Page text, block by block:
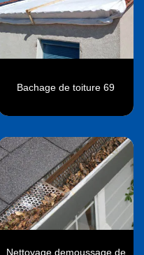
Bachage de toiture 69
Nettoyage demoussage de